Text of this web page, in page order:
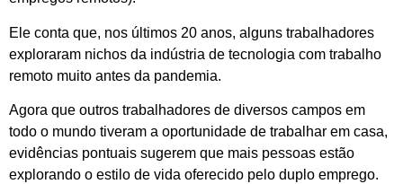
Ele conta que, nos últimos 20 anos, alguns trabalhadores
exploraram nichos da indústria de tecnologia com trabalho
remoto muito antes da pandemia.
Agora que outros trabalhadores de diversos campos em
todo o mundo tiveram a oportunidade de trabalhar em casa,
evidências pontuais sugerem que mais pessoas estão
explorando o estilo de vida oferecido pelo duplo emprego.